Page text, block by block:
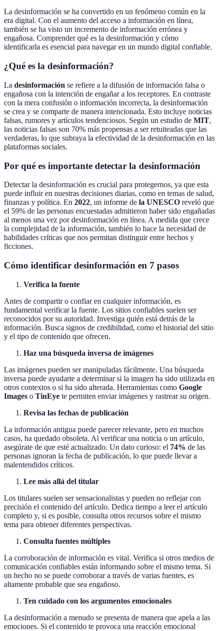
La desinformación se ha convertido en un fenómeno común en la
era digital. Con el aumento del acceso a información en línea,
también se ha visto un incremento de información errónea y
engañosa. Comprender qué es la desinformación y cómo
identificarla es esencial para navegar en un mundo digital confiable.
¿Qué es la desinformación?
La desinformación se refiere a la difusión de información falsa o
engañosa con la intención de engañar a los receptores. En contraste
con la mera confusión o información incorrecta, la desinformación
se crea y se comparte de manera intencionada. Esto incluye noticias
falsas, rumores y artículos tendenciosos. Según un estudio de MIT,
las noticias falsas son 70% más propensas a ser retuiteadas que las
verdaderas, lo que subraya la efectividad de la desinformación en las
plataformas sociales.
Por qué es importante detectar la desinformación
Detectar la desinformación es crucial para protegernos, ya que esta
puede influir en nuestras decisiones diarias, como en temas de salud,
finanzas y política. En 2022, un informe de la UNESCO reveló que
el 59% de las personas encuestadas admitieron haber sido engañadas
al menos una vez por desinformación en línea. A medida que crece
la complejidad de la información, también lo hace la necesidad de
habilidades críticas que nos permitan distinguir entre hechos y
ficciones.
Cómo identificar desinformación en 7 pasos
Verifica la fuente
Antes de compartir o confiar en cualquier información, es
fundamental verificar la fuente. Los sitios confiables suelen ser
reconocidos por su autoridad. Investiga quién está detrás de la
información. Busca signos de credibilidad, como el historial del sitio
y el tipo de contenido que ofrecen.
Haz una búsqueda inversa de imágenes
Las imágenes pueden ser manipuladas fácilmente. Una búsqueda
inversa puede ayudarte a determinar si la imagen ha sido utilizada en
otros contextos o si ha sido alterada. Herramientas como Google
Images o TinEye te permiten enviar imágenes y rastrear su origen.
Revisa las fechas de publicación
La información antigua puede parecer relevante, pero en muchos
casos, ha quedado obsoleta. Al verificar una noticia o un artículo,
asegúrate de que esté actualizado. Un dato curioso: el 74% de las
personas ignoran la fecha de publicación, lo que puede llevar a
malentendidos críticos.
Lee más allá del titular
Los titulares suelen ser sensacionalistas y pueden no reflejar con
precisión el contenido del artículo. Dedica tiempo a leer el artículo
completo y, si es posible, consulta otros recursos sobre el mismo
tema para obtener diferentes perspectivas.
Consulta fuentes múltiples
La corroboración de información es vital. Verifica si otros medios de
comunicación confiables están informando sobre el mismo tema. Si
un hecho no se puede corroborar a través de varias fuentes, es
altamente probable que sea engañoso.
Ten cuidado con los argumentos emocionales
La desinformación a menudo se presenta de manera que apela a las
emociones. Si el contenido te provoca una reacción emocional